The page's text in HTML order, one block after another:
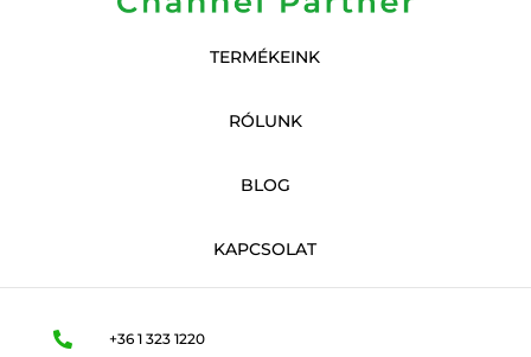
TERMÉKEINK
RÓLUNK
BLOG
KAPCSOLAT
 +36 1 323 1220